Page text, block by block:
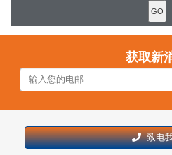
获取新
致电